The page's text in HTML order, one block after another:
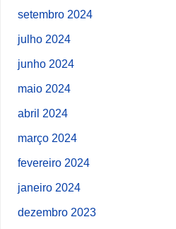
setembro 2024
julho 2024
junho 2024
maio 2024
abril 2024
março 2024
fevereiro 2024
janeiro 2024
dezembro 2023